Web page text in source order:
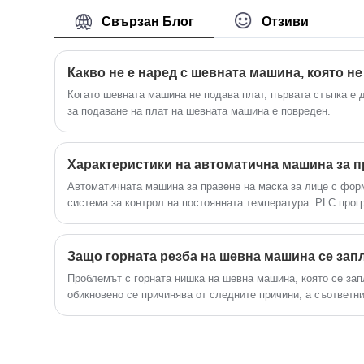
информация за продукта и
спецификации, за да ви помогне да
разберете по-добре машината, за да
сфери на живота, идват да ви посетят,
ръководят и преговарят за бизнес.
Свързан Блог Отзиви
Когато шевната машина не подава плат, първата стъпка е
за подаване на плат на шевната машина е повреден.
Автоматичната машина за правене на маска за лице с
система за контрол на постоянната температура. PLC
и завършете производството на маска наведнъж. Целият
автоматизиран.
Защо горната резба на шевна машина се
Проблемът с горната нишка на шевна машина, която се
обикновено се причинява от следните причини, а